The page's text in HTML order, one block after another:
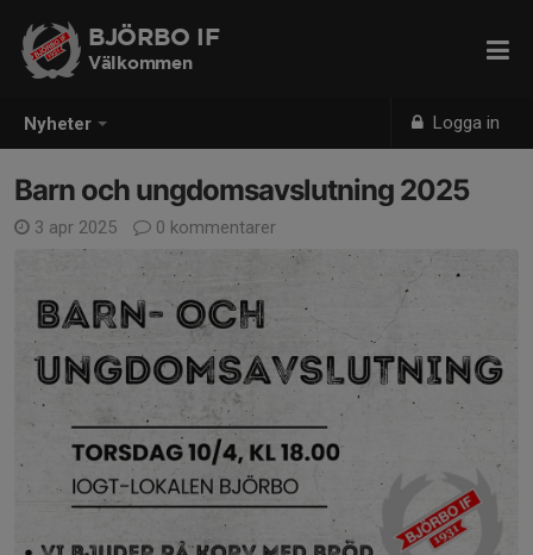
Nyheter Logga in
BJÖRBO IF
Välkommen
Barn och ungdomsavslutning 2025
3 apr 2025 0 kommentarer